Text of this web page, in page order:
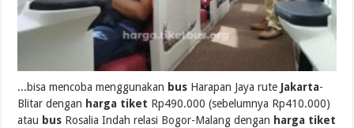
...bisa mencoba menggunakan bus Harapan Jaya rute Jakarta-
Blitar dengan harga tiket Rp490.000 (sebelumnya Rp410.000)
atau bus Rosalia Indah relasi Bogor-Malang dengan harga tiket